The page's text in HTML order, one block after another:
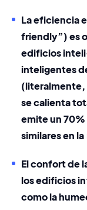
La eficiencia
friendly”) es
edificios
inteligentes
(literalmente,
se calienta
emite un
similares en
El confort de
los edificios
como la